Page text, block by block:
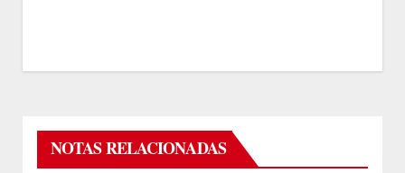
NOTAS RELACIONADAS